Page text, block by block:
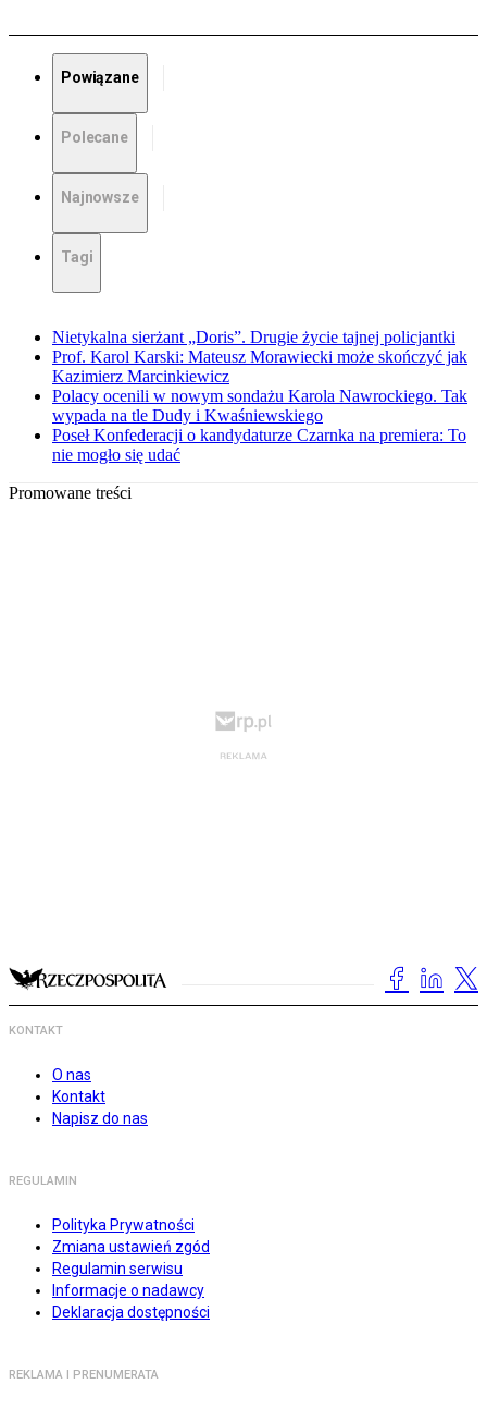
Powiązane
Polecane
Najnowsze
Tagi
Nietykalna sierżant „Doris”. Drugie życie tajnej policjantki
Prof. Karol Karski: Mateusz Morawiecki może skończyć jak
Kazimierz Marcinkiewicz
Polacy ocenili w nowym sondażu Karola Nawrockiego. Tak
wypada na tle Dudy i Kwaśniewskiego
Poseł Konfederacji o kandydaturze Czarnka na premiera: To
nie mogło się udać
Promowane treści
KONTAKT
O nas
Kontakt
Napisz do nas
REGULAMIN
Polityka Prywatności
Zmiana ustawień zgód
Regulamin serwisu
Informacje o nadawcy
Deklaracja dostępności
REKLAMA I PRENUMERATA